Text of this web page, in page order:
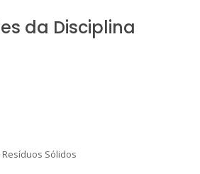
da Disciplina
Sólidos